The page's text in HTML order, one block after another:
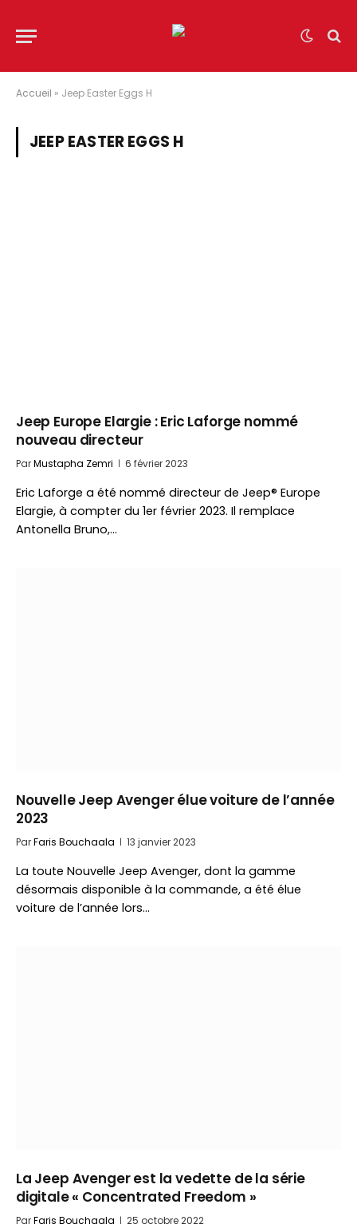
Accueil » Jeep Easter Eggs H
JEEP EASTER EGGS H
Jeep Europe Elargie : Eric Laforge nommé
nouveau directeur
ParMustapha Zemri 6 février 2023
Eric Laforge a été nommé directeur de Jeep® Europe
Elargie, à compter du 1er février 2023. Il remplace
Antonella Bruno,…
Nouvelle Jeep Avenger élue voiture de l’année
2023
ParFaris Bouchaala 13 janvier 2023
La toute Nouvelle Jeep Avenger, dont la gamme
désormais disponible à la commande, a été élue
voiture de l’année lors…
La Jeep Avenger est la vedette de la série
digitale « Concentrated Freedom »
ParFaris Bouchaala 25 octobre 2022